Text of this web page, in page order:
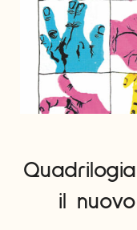
il